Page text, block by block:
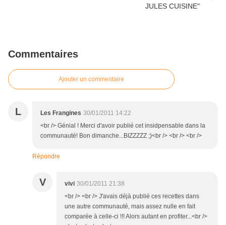
Commentaires
Ajouter un commentaire
L Les Frangines 30/01/2011 14:22
<br /> Génial ! Merci d'avoir publié cet insidpensable dans la
communauté! Bon dimanche...BIZZZZZ ;)<br /> <br /> <br />
Répondre
V vivi 30/01/2011 21:38
<br /> <br /> J'avais déjà publié ces recettes dans
une autre communauté, mais assez nulle en fait
comparée à celle-ci !!! Alors autant en profiter...<br />